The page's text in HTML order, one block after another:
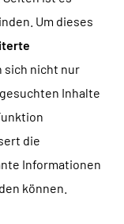
Um dieses
sich nicht nur
Inhalte
die
Informationen
können.